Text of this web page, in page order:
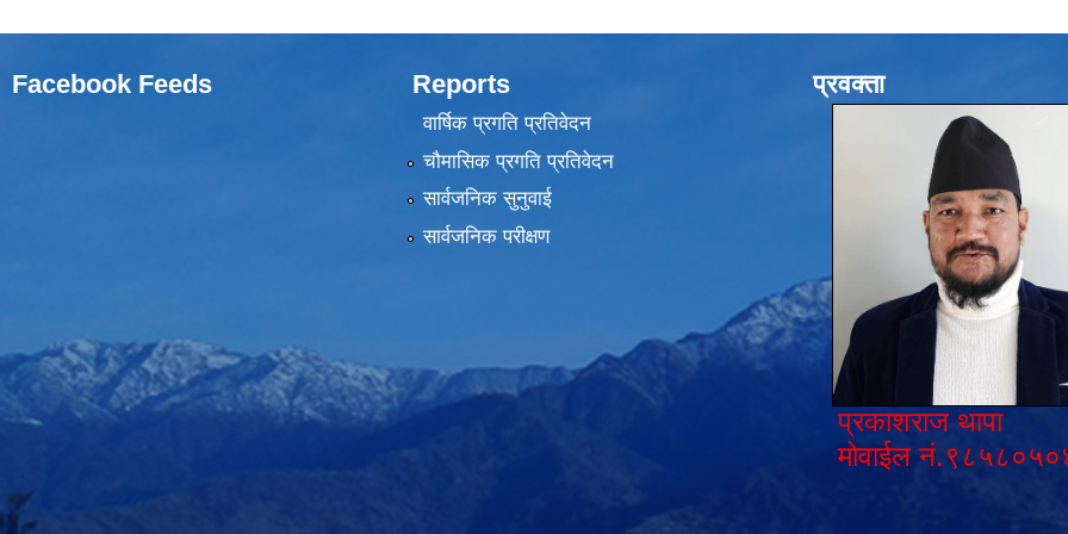
Facebook Feeds Reports
वार्षिक प्रगति प्रतिवेदन
चौमासिक प्रगति प्रतिवेदन
सार्वजनिक सुनुवाई
सार्वजनिक परीक्षण
प्रवक्ता
प्रकाशराज थापा
मोवाईल